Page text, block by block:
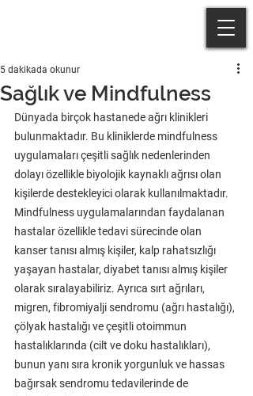
Sağlık ve Mindfulness
5 dakikada okunur
Dünyada birçok hastanede ağrı klinikleri
bulunmaktadır. Bu kliniklerde mindfulness
uygulamaları çeşitli sağlık nedenlerinden
dolayı özellikle biyolojik kaynaklı ağrısı olan
kişilerde destekleyici olarak kullanılmaktadır.
Mindfulness uygulamalarından faydalanan
hastalar özellikle tedavi sürecinde olan
kanser tanısı almış kişiler, kalp rahatsızlığı
yaşayan hastalar, diyabet tanısı almış kişiler
olarak sıralayabiliriz. Ayrıca sırt ağrıları,
migren, fibromiyalji sendromu (ağrı hastalığı),
çölyak hastalığı ve çeşitli otoimmun
hastalıklarında (cilt ve doku hastalıkları),
bunun yanı sıra kronik yorgunluk ve hassas
bağırsak sendromu tedavilerinde de